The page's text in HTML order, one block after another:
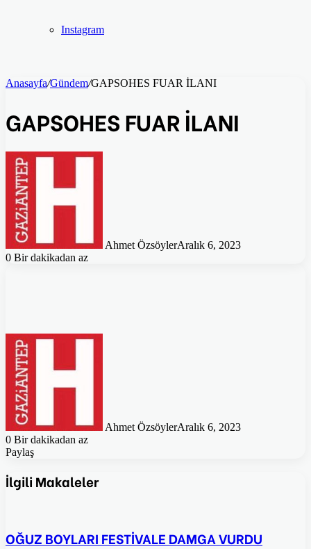
Instagram
Anasayfa/Gündem/GAPSOHES FUAR İLANI
GAPSOHES FUAR İLANI
Ahmet ÖzsöylerAralık 6, 2023
0 Bir dakikadan az
Ahmet ÖzsöylerAralık 6, 2023
0 Bir dakikadan az
Paylaş
Posta
ile
İlgili Makaleler
OĞUZ BOYLARI FESTİVALE DAMGA VURDU